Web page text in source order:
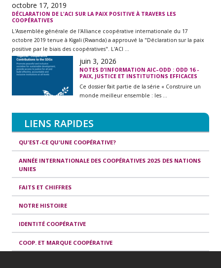
octobre 17, 2019
DÉCLARATION DE L'ACI SUR LA PAIX POSITIVE À TRAVERS LES
COOPÉRATIVES
L'Assemblée générale de l'Alliance coopérative internationale du 17
octobre 2019 tenue à Kigali (Rwanda) a approuvé la "Déclaration sur la paix
positive par le biais des coopératives". L'ACI ...
juin 3, 2026
NOTES D’INFORMATION AIC–ODD : ODD 16 -
PAIX, JUSTICE ET INSTITUTIONS EFFICACES
Ce dossier fait partie de la série « Construire un
monde meilleur ensemble : les ...
LIENS RAPIDES
QU'EST-CE QU'UNE COOPÉRATIVE?
ANNÉE INTERNATIONALE DES COOPÉRATIVES 2025 DES NATIONS
UNIES
FAITS ET CHIFFRES
NOTRE HISTOIRE
IDENTITÉ COOPÉRATIVE
COOP. ET MARQUE COOPÉRATIVE